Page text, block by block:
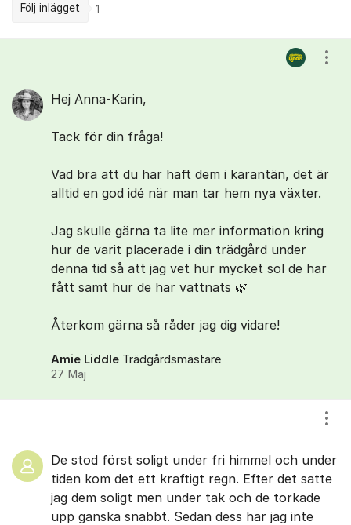
Följ inlägget 1
Hej Anna-Karin,
Tack för din fråga!
Vad bra att du har haft dem i karantän, det är
alltid en god idé när man tar hem nya växter.
Jag skulle gärna ta lite mer information kring
hur de varit placerade i din trädgård under
denna tid så att jag vet hur mycket sol de har
fått samt hur de har vattnats 🌿
Återkom gärna så råder jag dig vidare!
Amie Liddle Trädgårdsmästare
27 Maj
De stod först soligt under fri himmel och under
tiden kom det ett kraftigt regn. Efter det satte
jag dem soligt men under tak och de torkade
upp ganska snabbt. Sedan dess har jag inte